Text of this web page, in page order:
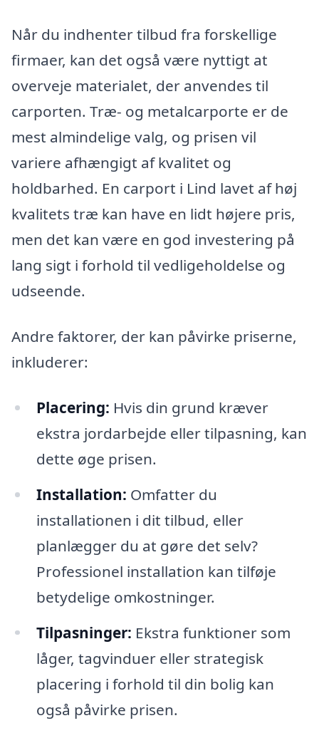
Når du indhenter tilbud fra forskellige
firmaer, kan det også være nyttigt at
overveje materialet, der anvendes til
carporten. Træ- og metalcarporte er de
mest almindelige valg, og prisen vil
variere afhængigt af kvalitet og
holdbarhed. En carport i Lind lavet af høj
kvalitets træ kan have en lidt højere pris,
men det kan være en god investering på
lang sigt i forhold til vedligeholdelse og
udseende.
Andre faktorer, der kan påvirke priserne,
inkluderer:
Placering: Hvis din grund kræver
ekstra jordarbejde eller tilpasning, kan
dette øge prisen.
Installation: Omfatter du
installationen i dit tilbud, eller
planlægger du at gøre det selv?
Professionel installation kan tilføje
betydelige omkostninger.
Tilpasninger: Ekstra funktioner som
låger, tagvinduer eller strategisk
placering i forhold til din bolig kan
også påvirke prisen.